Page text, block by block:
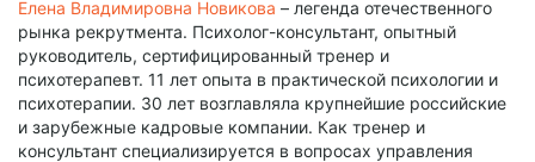
Елена Владимировна Новикова – легенда отечественного
рынка рекрутмента. Психолог-консультант, опытный
руководитель, сертифицированный тренер и
психотерапевт. 11 лет опыта в практической психологии и
психотерапии. 30 лет возглавляла крупнейшие российские
и зарубежные кадровые компании. Как тренер и
консультант специализируется в вопросах управления